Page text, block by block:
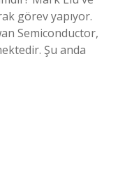
görev yapıyor.
Semiconductor,
Şu anda